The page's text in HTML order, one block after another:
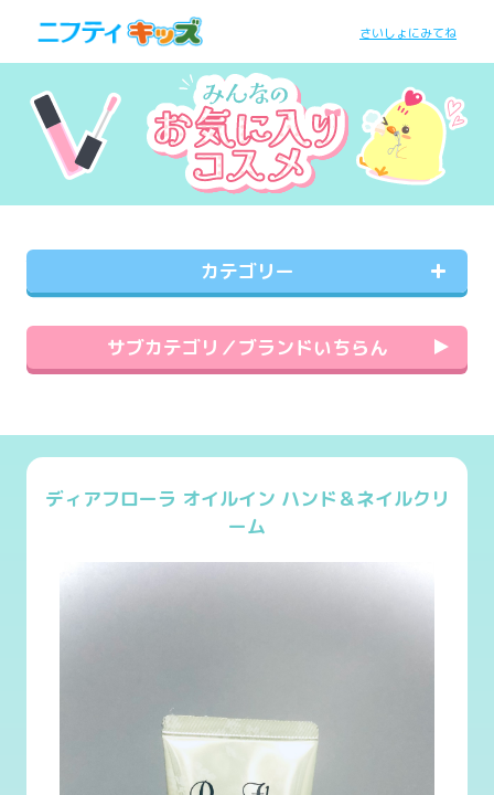
さいしょにみてね
カテゴリー
サブカテゴリ／ブランドいちらん
ディアフローラ オイルイン ハンド＆ネイルクリ
ーム